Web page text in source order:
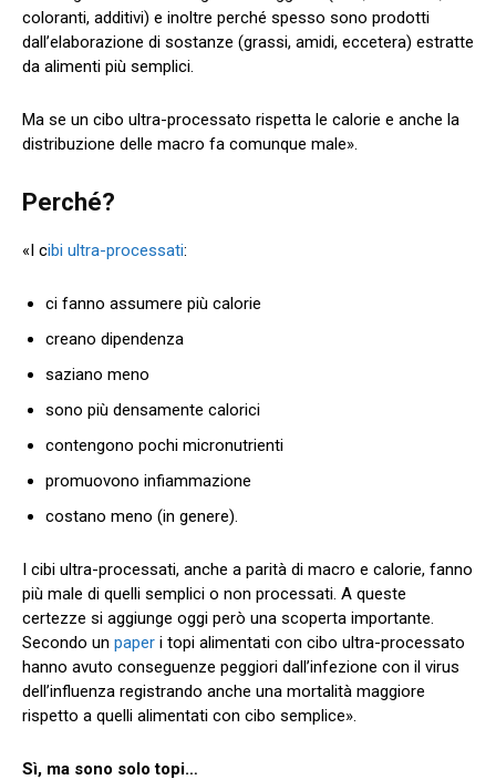
coloranti, additivi) e inoltre perché spesso sono prodotti
dall’elaborazione di sostanze (grassi, amidi, eccetera) estratte
da alimenti più semplici.
Ma se un cibo ultra-processato rispetta le calorie e anche la
distribuzione delle macro fa comunque male».
Perché?
«I cibi ultra-processati:
ci fanno assumere più calorie
creano dipendenza
saziano meno
sono più densamente calorici
contengono pochi micronutrienti
promuovono infiammazione
costano meno (in genere).
I cibi ultra-processati, anche a parità di macro e calorie, fanno
più male di quelli semplici o non processati. A queste
certezze si aggiunge oggi però una scoperta importante.
Secondo un paper i topi alimentati con cibo ultra-processato
hanno avuto conseguenze peggiori dall’infezione con il virus
dell’influenza registrando anche una mortalità maggiore
rispetto a quelli alimentati con cibo semplice».
Sì, ma sono solo topi…